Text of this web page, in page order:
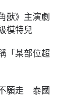
獸》主演劇
模特兒
「某部位超
願走 泰國